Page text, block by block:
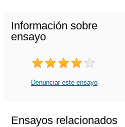
Información sobre
ensayo
Denunciar este ensayo
Ensayos relacionados